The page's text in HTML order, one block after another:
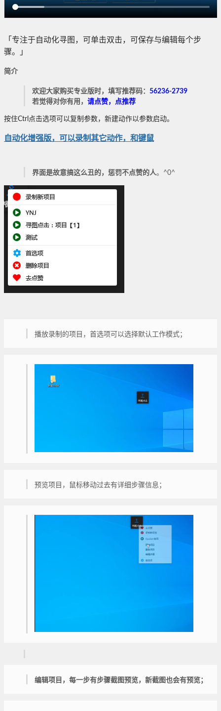
「专注于自动化寻图，可单击双击，可保存与编辑每个步
骤。」
简介
欢迎大家购买专业版时，填写推荐码： 56236-2739
若觉得对你有用， 请点赞，点推荐
按住Ctrl点击选项可以复制参数，新建动作以参数启动。
自动化增强版，可以录制其它动作，和键鼠
界面是故意搞这么丑的，惩罚不点赞的人。^0^
播放录制的项目，首选项可以选择默认工作模式；
预览项目，鼠标移动过去有详细步骤信息；
编辑项目，每一步有步骤截图预览，新截图也会有预览；